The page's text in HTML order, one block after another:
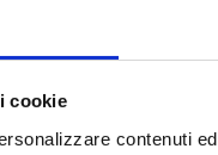
cookie
contenuti